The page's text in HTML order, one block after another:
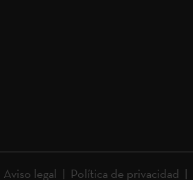
Aviso legal Política de privacidad